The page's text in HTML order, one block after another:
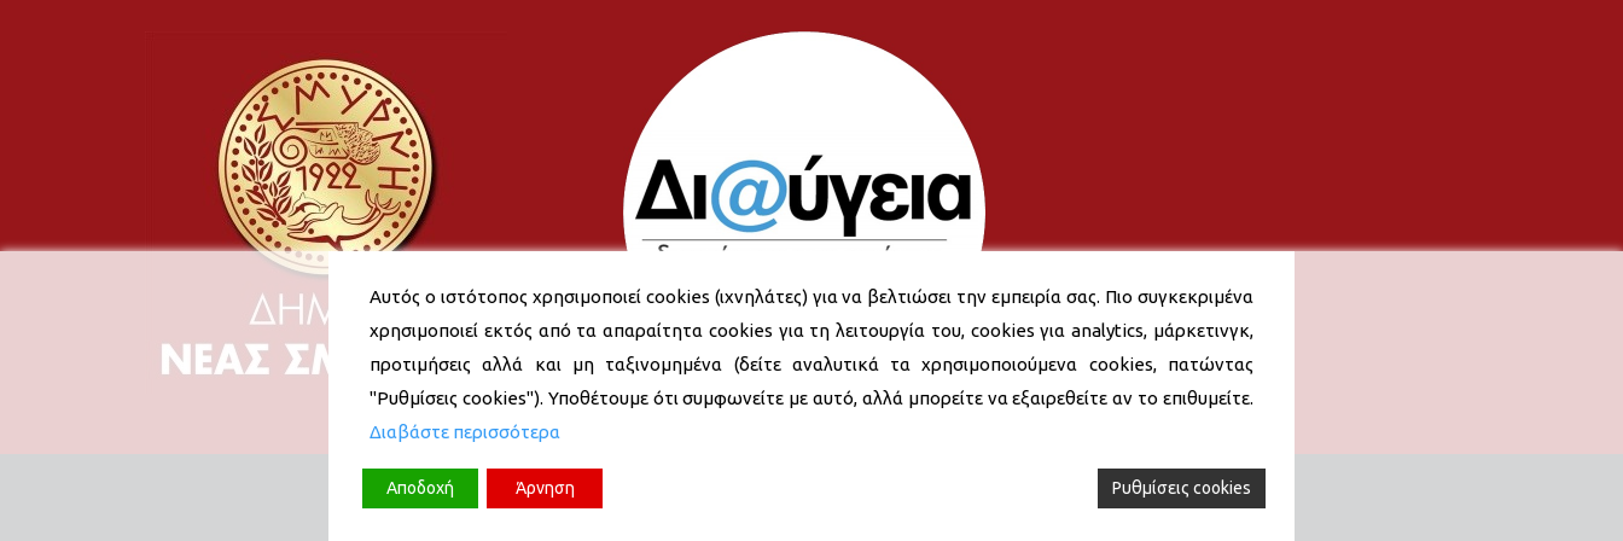
Αυτός ο ιστότοπος χρησιμοποιεί cookies (ιχνηλάτες) για να βελτιώσει την εμπειρία σας. Πιο συγκεκριμένα
χρησιμοποιεί εκτός από τα απαραίτητα cookies για τη λειτουργία του, cookies για analytics, μάρκετινγκ,
προτιμήσεις αλλά και μη ταξινομημένα (δείτε αναλυτικά τα χρησιμοποιούμενα cookies, πατώντας
"Ρυθμίσεις cookies"). Υποθέτουμε ότι συμφωνείτε με αυτό, αλλά μπορείτε να εξαιρεθείτε αν το επιθυμείτε.
Διαβάστε περισσότερα
Αποδοχή Άρνηση Ρυθμίσεις cookies